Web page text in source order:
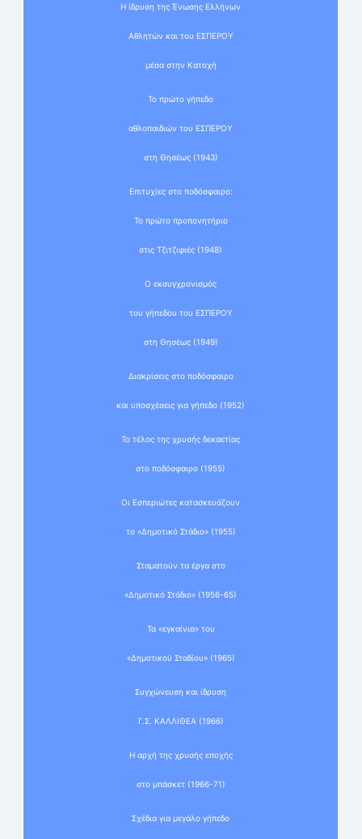
Η ίδρυση της Ένωσης Ελλήνων
Αθλητών και του ΕΣΠΕΡΟΥ
μέσα στην Κατοχή
Το πρώτο γήπεδο
αθλοπαιδιών του ΕΣΠΕΡΟΥ
στη Θησέως (1943)
Επιτυχίες στο ποδόσφαιρο:
Το πρώτο προπονητήριο
στις Τζιτζιφιές (1948)
Ο εκσυγχρονισμός
του γήπεδου του ΕΣΠΕΡΟΥ
στη Θησέως (1949)
Διακρίσεις στο ποδόσφαιρο
και υποσχέσεις για γήπεδο (1952)
Το τέλος της χρυσής δεκαετίας
στο ποδόσφαιρο (1955)
Οι Εσπεριώτες κατασκευάζουν
το «Δημοτικό Στάδιο» (1955)
Σταματούν τα έργα στο
«Δημοτικό Στάδιο» (1956-65)
Τα «εγκαίνια» του
«Δημοτικού Σταδίου» (1965)
Συγχώνευση και ίδρυση
Γ.Σ. ΚΑΛΛΙΘΕΑ (1966)
Η αρχή της χρυσής εποχής
στο μπάσκετ (1966-71)
Σχέδια για μεγάλο γήπεδο